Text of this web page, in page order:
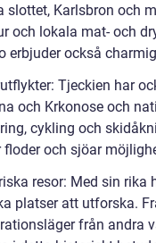
slottet, Karlsbron och
och lokala mat- och
erbjuder också
Tjeckien har
och Krkonose och
cykling och
floder och sjöar
resor: Med sin rika
platser att utforska.
från andra